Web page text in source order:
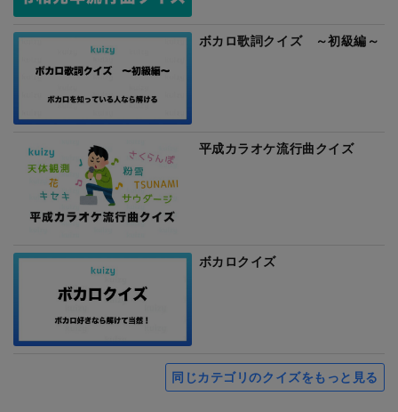
ボカロ歌詞クイズ ～初級編～
平成カラオケ流行曲クイズ
ボカロクイズ
同じカテゴリのクイズをもっと見る